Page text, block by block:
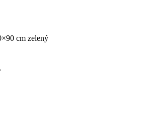
cm zelený